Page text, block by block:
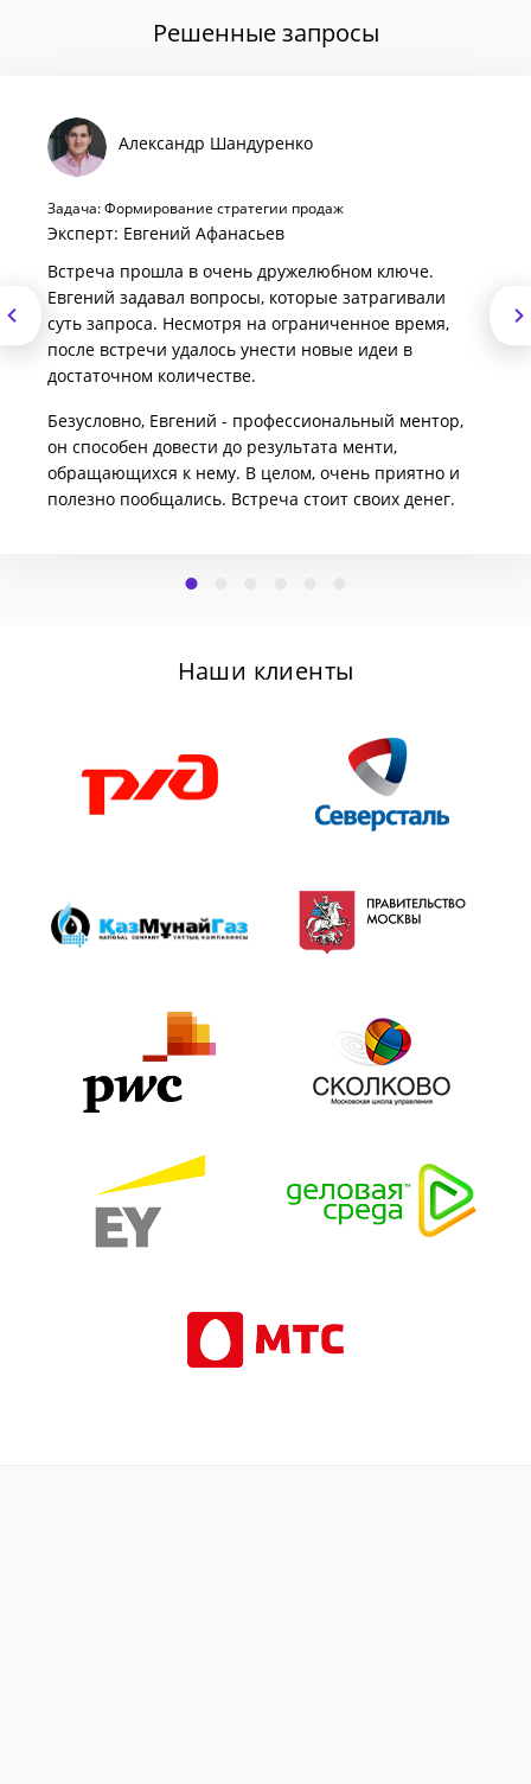
Решенные запросы
Александр Шандуренко
Задача: Формирование стратегии продаж
Эксперт: Евгений Афанасьев
Встреча прошла в очень дружелюбном ключе.
Евгений задавал вопросы, которые затрагивали
суть запроса. Несмотря на ограниченное время,
после встречи удалось унести новые идеи в
достаточном количестве.
Безусловно, Евгений - профессиональный ментор,
он способен довести до результата менти,
обращающихся к нему. В целом, очень приятно и
полезно пообщались. Встреча стоит своих денег.
Наши клиенты